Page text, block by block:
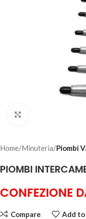
Home Minuteria Piombi
PIOMBI
CONFEZIONE
Compare Add